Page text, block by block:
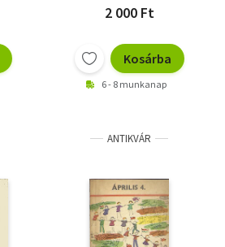
2 000 Ft
Kosárba
6 - 8 munkanap
ANTIKVÁR